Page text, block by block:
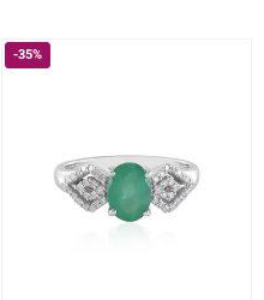
-35%